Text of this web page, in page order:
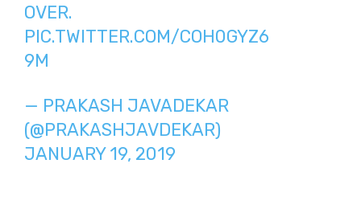
OVER.
PIC.TWITTER.COM/COH0GYZ6
9M
— PRAKASH JAVADEKAR
(@PRAKASHJAVDEKAR)
JANUARY 19, 2019